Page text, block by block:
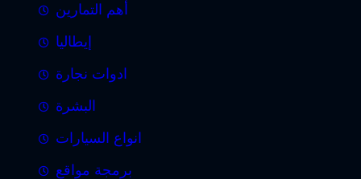
أهم التمارين
إيطاليا
ادوات نجارة
البشرة
انواع السيارات
برمجة مواقع